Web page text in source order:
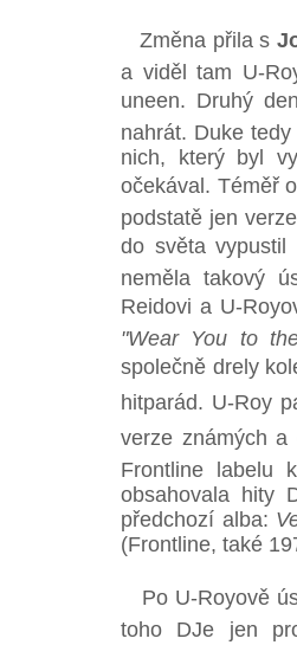
Změna přila s
a viděl tam U-
uneen. Druhý
nahrát. Duke
nich, který byl
očekával. Téměř
podstatě jen
do světa vypustil
neměla takový
Reidovi a U-
"Wear You to
společně drely
hitparád. U-Roy
verze známých a
Frontline labelu
obsahovala hity
předchozí alba:
(Frontline, také
Po U-Royově
toho DJe jen